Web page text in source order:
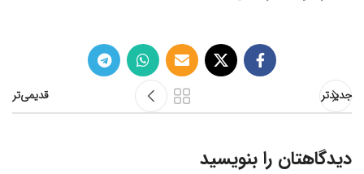
جدیدتر قدیمی‌تر
دیدگاهتان را بنویسید